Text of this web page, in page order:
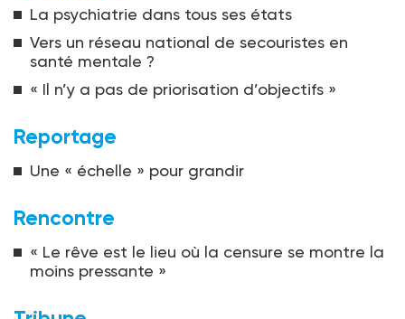
La psychiatrie dans tous ses états
Vers un réseau national de secouristes en
santé mentale ?
« Il n’y a pas de priorisation d’objectifs »
Reportage
Une « échelle » pour grandir
Rencontre
« Le rêve est le lieu où la censure se montre la
moins pressante »